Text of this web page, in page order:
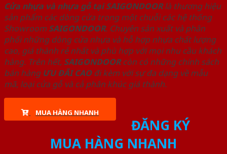
Cửa nhựa và nhựa gỗ tại SAIGONDOORlà thương hiệu
sản phẩm các dòng cửa trong một chuỗi các hệ thống
Showroom SAIGONDOOR. Chuyên sản xuất và phân
phối những dòng cửa nhựa và hỗ hợp nhựa chất lượng
cao, giá thành rẻ nhất và phù hợp với mọi nhu cầu khách
hàng. Trên hết, SAIGONDOORcòn có những chính sách
bán hàng ƯU ĐÃI CAOđi kèm với sự đa dạng về mẫu
mã, loại cửa gỗ và cả phân khúc giá thành.
MUA HÀNG NHANH
ĐĂNG KÝ
MUA HÀNG NHANH